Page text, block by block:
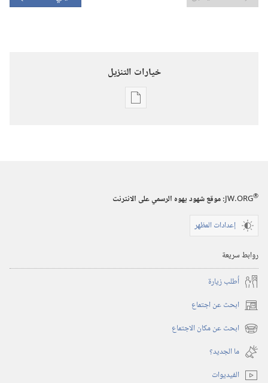
خيارات التنزيل
خيارات
يناير‏
JW.ORG®
:‏ موقع شهود يهوه الرسمي على الانترنت
إعدادات المظهر
روابط سريعة
أُطلب زيارة
ابحث عن اجتماع (يفتح
نافذة ابحث عن مكان الاجتماع (يفتح
نافذة
جديدة)
ما الجديد؟‏
الفيديوات